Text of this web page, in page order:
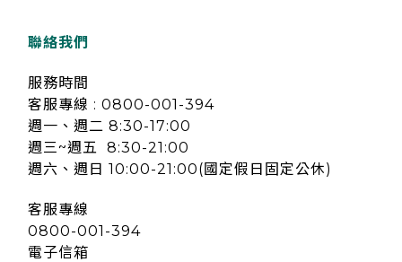
聯絡我們
服務時間
客服專線 : 0800-001-394
週一、週二 8:30-17:00
週三~週五 8:30-21:00
週六、週日 10:00-21:00(國定假日固定公休)
客服專線
0800-001-394
電子信箱